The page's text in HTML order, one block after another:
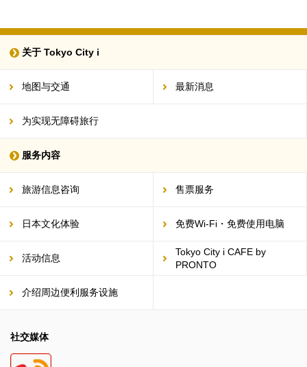
关于 Tokyo City i
地图与交通 最新消息
为实现无障碍旅行
服务内容
旅游信息咨询 售票服务
日本文化体验 免费Wi-Fi・免费使用电脑
活动信息
Tokyo City i CAFE by
PRONTO
介绍周边便利服务设施
社交媒体